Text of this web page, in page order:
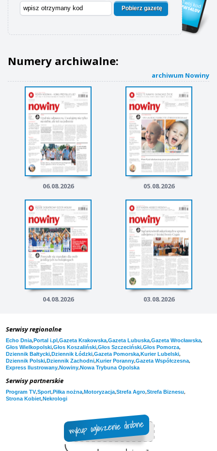
Pobierz gazetę
Numery archiwalne:
archiwum Nowiny
06.08.2026 05.08.2026
04.08.2026 03.08.2026
Serwisy regionalne
Echo Dnia,Portal i.pl,Gazeta Krakowska,Gazeta Lubuska,Gazeta Wrocławska,
Głos Wielkopolski,Głos Koszaliński,Głos Szczeciński,Głos Pomorza,
Dziennik Bałtycki,Dziennik Łódzki,Gazeta Pomorska,Kurier Lubelski,
Dziennik Polski,Dziennik Zachodni,Kurier Poranny,Gazeta Współczesna,
Express Ilustrowany,Nowiny,Nowa Trybuna Opolska
Serwisy partnerskie
Program TV,Sport,Piłka nożna,Motoryzacja,Strefa Agro,Strefa Biznesu,
Strona Kobiet,Nekrologi